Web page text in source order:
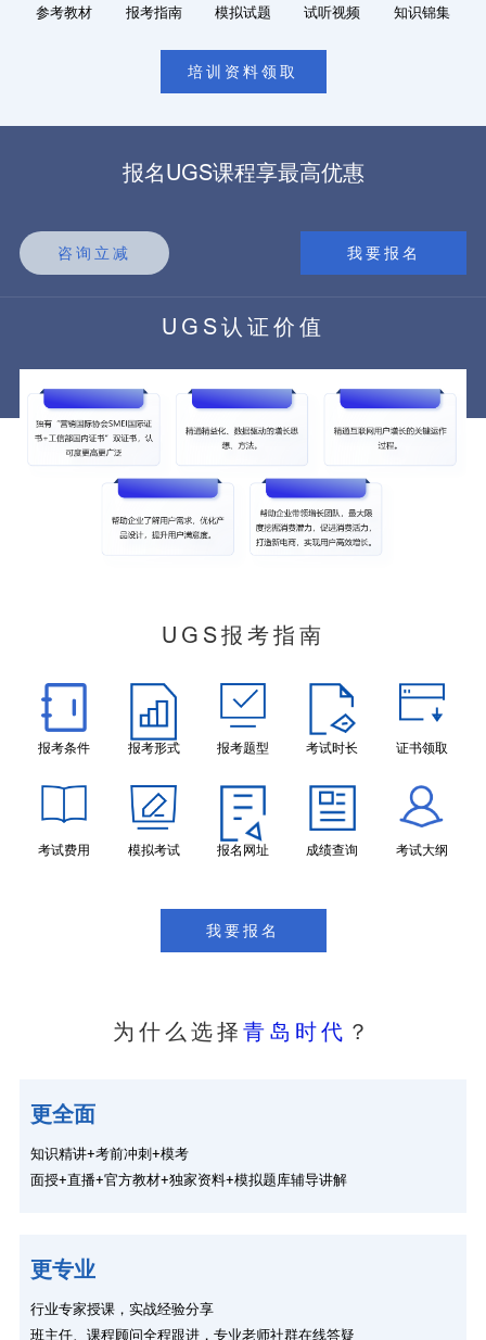
参考教材 报考指南 模拟试题 试听视频 知识锦集
培训资料领取
报名UGS课程享最高优惠
咨询立减 我要报名
UGS认证价值
UGS报考指南
报考条件 报考形式 报考题型 考试时长 证书领取
考试费用 模拟考试 报名网址 成绩查询 考试大纲
我要报名
为什么选择 青岛时代 ？
更全面
知识精讲+考前冲刺+模考
面授+直播+官方教材+独家资料+模拟题库辅导讲解
更专业
行业专家授课，实战经验分享
班主任、课程顾问全程跟进，专业老师社群在线答疑